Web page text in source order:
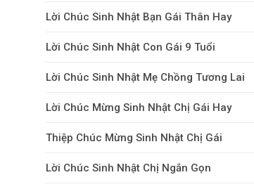
Lời Chúc Sinh Nhật Bạn Gái Thân Hay
Lời Chúc Sinh Nhật Con Gái 9 Tuổi
Lời Chúc Sinh Nhật Mẹ Chồng Tương Lai
Lời Chúc Mừng Sinh Nhật Chị Gái Hay
Thiệp Chúc Mừng Sinh Nhật Chị Gái
Lời Chúc Sinh Nhật Chị Ngắn Gọn